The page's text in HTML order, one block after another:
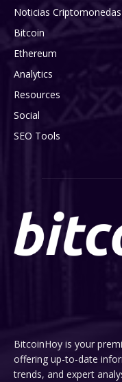
Noticias Criptomonedas
Bitcoin
Ethereum
Analytics
Resources
Social
SEO Tools
BitcoinHoy is your
offering up-to-date
trends, and expert